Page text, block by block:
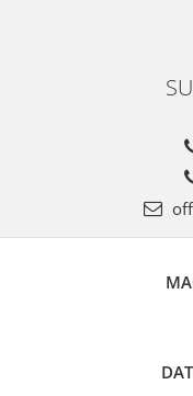
Pachete incalzire in
Pompe de caldura